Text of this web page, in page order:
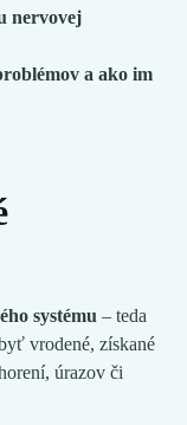
nervovej
a ako im
systému – teda
vrodené, získané
úrazov či